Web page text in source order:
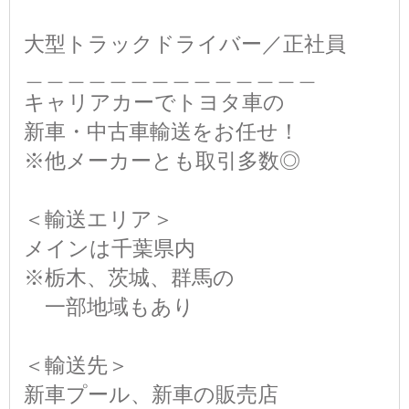
大型トラックドライバー／正社員
キャリアカーでトヨタ車の
新車・中古車輸送をお任せ！
※他メーカーとも取引多数◎
＜輸送エリア＞
メインは千葉県内
※栃木、茨城、群馬の
一部地域もあり
＜輸送先＞
新車プール、新車の販売店